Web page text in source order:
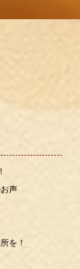
声
を！